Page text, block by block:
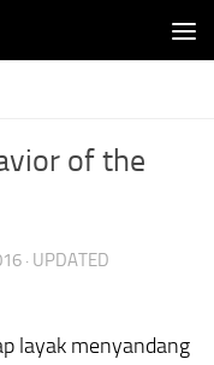
of the
· UPDATED
layak menyandang